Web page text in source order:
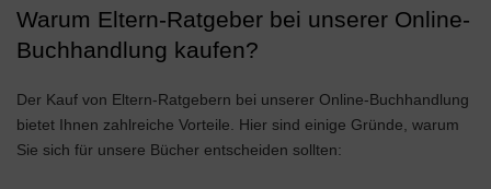
Warum Eltern-Ratgeber bei unserer Online-
Buchhandlung kaufen?
Der Kauf von Eltern-Ratgebern bei unserer Online-Buchhandlung
bietet Ihnen zahlreiche Vorteile. Hier sind einige Gründe, warum
Sie sich für unsere Bücher entscheiden sollten: